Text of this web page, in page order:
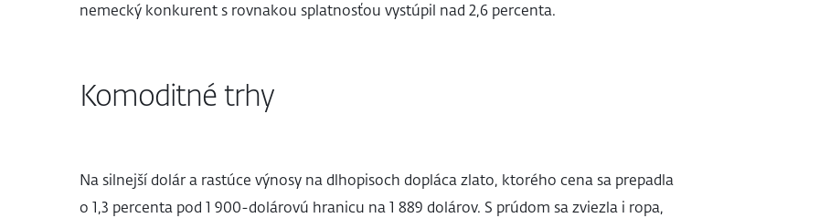
nemecký konkurent s rovnakou splatnosťou vystúpil nad 2,6 percenta.
Komoditné trhy
Na silnejší dolár a rastúce výnosy na dlhopisoch dopláca zlato, ktorého cena sa prepadla
o 1,3 percenta pod 1 900-dolárovú hranicu na 1 889 dolárov. S prúdom sa zviezla i ropa,